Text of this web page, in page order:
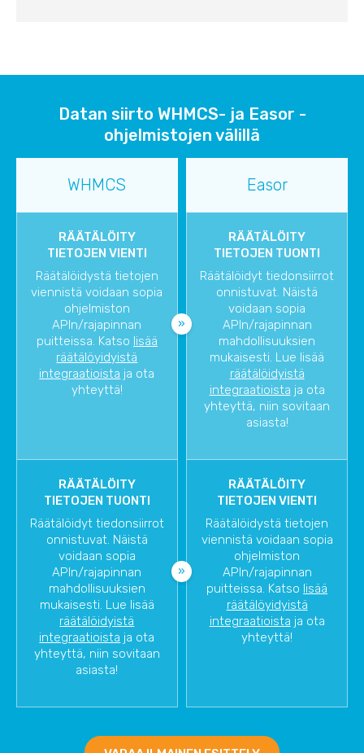
Datan siirto WHMCS- ja Easor -
ohjelmistojen välillä
WHMCS Easor
RÄÄTÄLÖITY
TIETOJEN VIENTI
Räätälöidystä tietojen
viennistä voidaan sopia
ohjelmiston
APIn/rajapinnan
puitteissa. Katso lisää
räätälöyidyistä
integraatioista ja ota
yhteyttä!
RÄÄTÄLÖITY
TIETOJEN TUONTI
Räätälöidyt tiedonsiirrot
onnistuvat. Näistä
voidaan sopia
APIn/rajapinnan
mahdollisuuksien
mukaisesti. Lue lisää
räätälöidyistä
integraatioista ja ota
yhteyttä, niin sovitaan
asiasta!
RÄÄTÄLÖITY
TIETOJEN TUONTI
Räätälöidyt tiedonsiirrot
onnistuvat. Näistä
voidaan sopia
APIn/rajapinnan
mahdollisuuksien
mukaisesti. Lue lisää
räätälöidyistä
integraatioista ja ota
yhteyttä, niin sovitaan
asiasta!
RÄÄTÄLÖITY
TIETOJEN VIENTI
Räätälöidystä tietojen
viennistä voidaan sopia
ohjelmiston
APIn/rajapinnan
puitteissa. Katso lisää
räätälöyidyistä
integraatioista ja ota
yhteyttä!